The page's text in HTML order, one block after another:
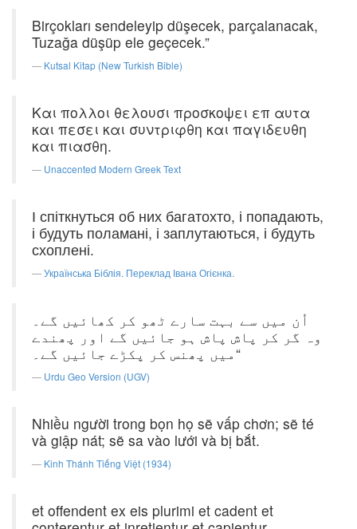
Birçokları sendeleyip düşecek, parçalanacak,
Tuzağa düşüp ele geçecek.”
Kutsal Kitap (New Turkish Bible)
Και πολλοι θελουσι προσκοψει επ αυτα
και πεσει και συντριφθη και παγιδευθη
και πιασθη.
Unaccented Modern Greek Text
І спіткнуться об них багатохто, і попадають,
і будуть поламані, і заплутаються, і будуть
схоплені.
Українська Біблія. Переклад Івана Огієнка.
اُن میں سے بہت سارے ٹھو کر کھائیں گے۔
وہ گر کر پاش پاش ہو جائیں گے اور پھندے
میں پھنس کر پکڑے جائیں گے۔“
Urdu Geo Version (UGV)
Nhiều người trong bọn họ sẽ vấp chơn; sẽ té
và giập nát; sẽ sa vào lưới và bị bắt.
Kinh Thánh Tiếng Việt (1934)
et offendent ex eis plurimi et cadent et